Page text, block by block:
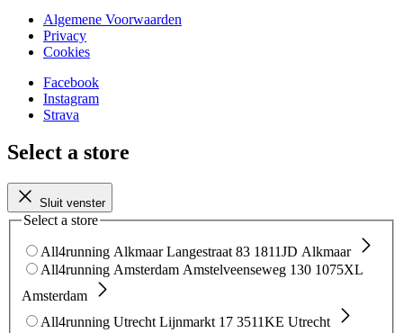
Algemene Voorwaarden
Privacy
Cookies
Facebook
Instagram
Strava
Select a store
Sluit venster
Select a store
All4running Alkmaar Langestraat 83 1811JD Alkmaar
All4running Amsterdam Amstelveenseweg 130 1075XL
Amsterdam
All4running Utrecht Lijnmarkt 17 3511KE Utrecht